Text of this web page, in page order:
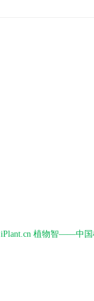
iPlant.cn 植物智——中国